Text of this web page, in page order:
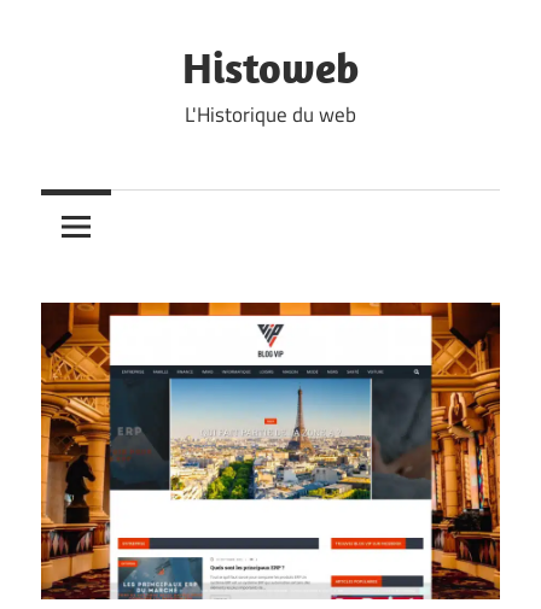
Histoweb
L'Historique du web